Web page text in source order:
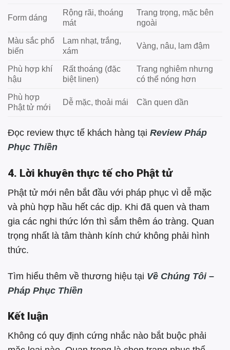
Form dáng
Rộng rãi, thoáng
mát
Trang trọng, mặc bên
ngoài
Màu sắc phổ
biến
Lam nhạt, trắng,
xám
Vàng, nâu, lam đậm
Phù hợp khí
hậu
Rất thoáng (đặc
biệt linen)
Trang nghiêm nhưng
có thể nóng hơn
Phù hợp
Phật tử mới
Dễ mặc, thoải mái Cần quen dần
Đọc review thực tế khách hàng tại Review Pháp
Phục Thiền
4. Lời khuyên thực tế cho Phật tử
Phật tử mới nên bắt đầu với pháp phục vì dễ mặc
và phù hợp hầu hết các dịp. Khi đã quen và tham
gia các nghi thức lớn thì sắm thêm áo tràng. Quan
trọng nhất là tâm thành kính chứ không phải hình
thức.
Tìm hiểu thêm về thương hiệu tại Về Chúng Tôi –
Pháp Phục Thiền
Kết luận
Không có quy định cứng nhắc nào bắt buộc phải